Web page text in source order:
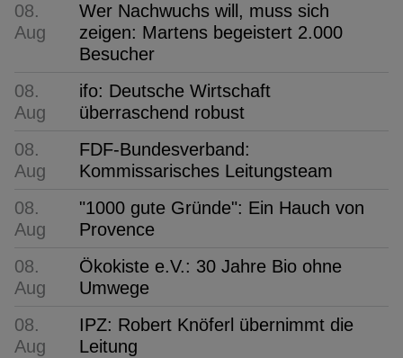
08.
Aug
Wer Nachwuchs will, muss sich
zeigen: Martens begeistert 2.000
Besucher
08.
Aug
ifo: Deutsche Wirtschaft
überraschend robust
08.
Aug
FDF-Bundesverband:
Kommissarisches Leitungsteam
08.
Aug
"1000 gute Gründe": Ein Hauch von
Provence
08.
Aug
Ökokiste e.V.: 30 Jahre Bio ohne
Umwege
08.
Aug
IPZ: Robert Knöferl übernimmt die
Leitung